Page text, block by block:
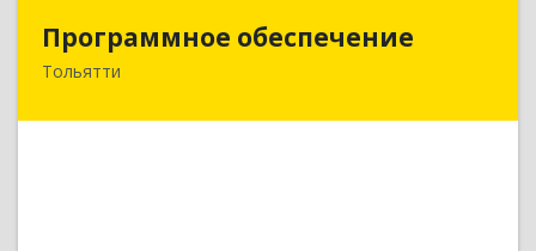
Программное обеспечение
Тольятти
Программное обеспечение